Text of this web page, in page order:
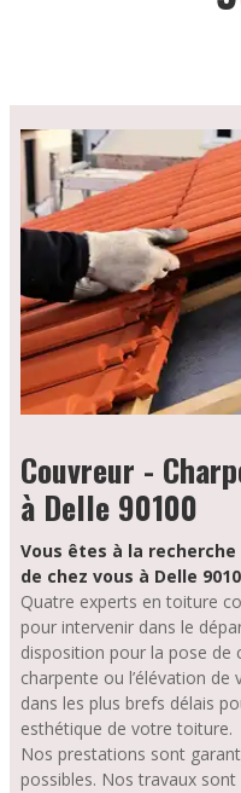
Couvreur -
à Delle 90100
Vous êtes à la
de chez vous à Delle
Quatre experts en toiture
pour intervenir dans le
disposition pour la pose de
charpente ou l’élévation
dans les plus brefs délais
esthétique de votre toiture.
Nos prestations sont
possibles. Nos travaux sont